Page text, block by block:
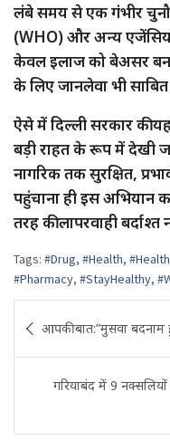
लंबे समय से एक गंभीर
(WHO) और अन्य एजेंसियों
केवल इलाज को बेअसर
के लिए जानलेवा भी साबित
ऐसे में दिल्ली सरकार की
बड़ी राहत के रूप में देखी
नागरिक तक सुरक्षित,
पहुंचाना ही इस अभियान
तरह की लापरवाही बर्दाश्त
Tags: #Drug, #Health,
#Pharmacy, #StayHealthy,
navigation
आपकी बात:”मुसवा बदनाम
गरियाबंद में 9